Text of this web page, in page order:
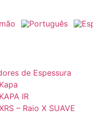
de Espessura
IR
XRS – Raio X SUAVE
Shadow
de Espessura
Kapa
KAPA IR
– Raio X SUAVE